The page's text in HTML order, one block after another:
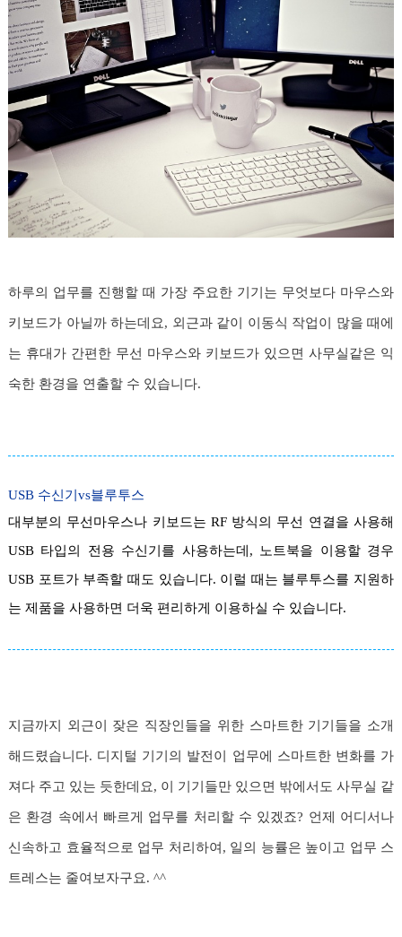
하루의 업무를 진행할 때 가장 주요한 기기는 무엇보다 마우스와
키보드가 아닐까 하는데요, 외근과 같이 이동식 작업이 많을 때에
는 휴대가 간편한 무선 마우스와 키보드가 있으면 사무실같은 익
숙한 환경을 연출할 수 있습니다.
USB 수신기vs블루투스
대부분의 무선마우스나 키보드는 RF 방식의 무선 연결을 사용해
USB 타입의 전용 수신기를 사용하는데, 노트북을 이용할 경우
USB 포트가 부족할 때도 있습니다. 이럴 때는 블루투스를 지원하
는 제품을 사용하면 더욱 편리하게 이용하실 수 있습니다.
지금까지 외근이 잦은 직장인들을 위한 스마트한 기기들을 소개
해드렸습니다. 디지털 기기의 발전이 업무에 스마트한 변화를 가
져다 주고 있는 듯한데요, 이 기기들만 있으면 밖에서도 사무실 같
은 환경 속에서 빠르게 업무를 처리할 수 있겠죠? 언제 어디서나
신속하고 효율적으로 업무 처리하여, 일의 능률은 높이고 업무 스
트레스는 줄여보자구요. ^^